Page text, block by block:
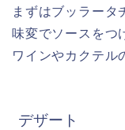
まずはブッラータ
味変でソースをつ
ワインやカクテル
デザート